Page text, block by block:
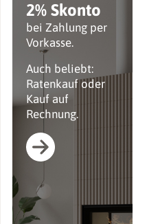
2% Skonto
bei Zahlung per
Vorkasse.
Auch beliebt:
Ratenkauf oder
Kauf auf
Rechnung.